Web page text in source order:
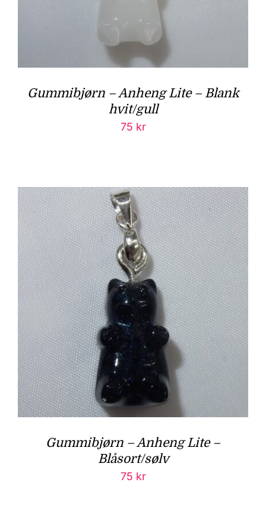
Gummibjørn – Anheng Lite – Blank
hvit/gull
75 kr
Gummibjørn – Anheng Lite –
Blåsort/sølv
75 kr